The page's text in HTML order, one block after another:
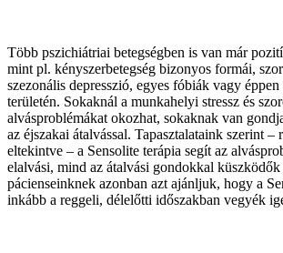
Több pszichiátriai betegségben is van már
mint pl. kényszerbetegség bizonyos formái,
szezonális depresszió, egyes fóbiák vagy
területén. Sokaknál a munkahelyi stressz és
alvásproblémákat okozhat, sokaknak van
az éjszakai átalvással. Tapasztalataink szerint –
eltekintve – a Sensolite terápia segít az
elalvási, mind az átalvási gondokkal küszködők
pácienseinknek azonban azt ajánljuk, hogy a
inkább a reggeli, délelőtti időszakban vegyék